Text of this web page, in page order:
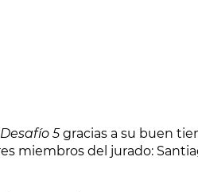
5gracias a su buen
miembros del jurado: